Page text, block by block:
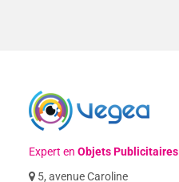
Expert enObjets Publicitaires
5, avenue Caroline